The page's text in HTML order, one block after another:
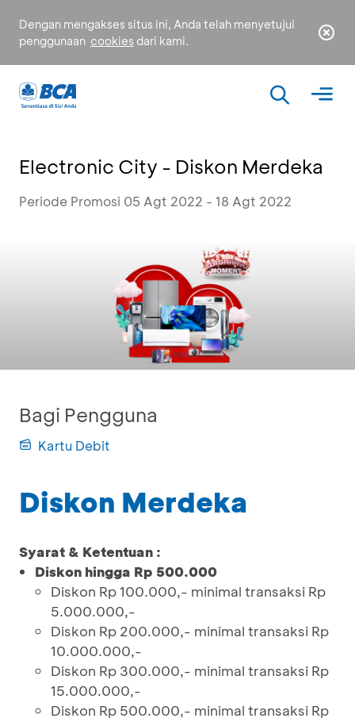
Dengan mengakses situs ini, Anda telah menyetujui
penggunaan cookies dari kami.
Electronic City - Diskon Merdeka
Periode Promosi 05 Agt 2022 - 18 Agt 2022
Bagi Pengguna
Kartu Debit
Diskon Merdeka
Syarat & Ketentuan :
Diskon hingga Rp 500.000
Diskon Rp 100.000,- minimal transaksi Rp
5.000.000,-
Diskon Rp 200.000,- minimal transaksi Rp
10.000.000,-
Diskon Rp 300.000,- minimal transaksi Rp
15.000.000,-
Diskon Rp 500.000,- minimal transaksi Rp